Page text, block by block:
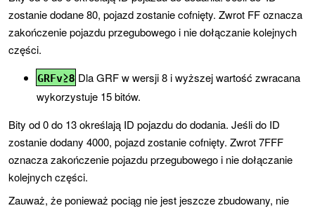
zostanie dodane 80, pojazd zostanie cofnięty. Zwrot FF oznacza
zakończenie pojazdu przegubowego i nie dołączanie kolejnych
części.
GRFv≥8 Dla GRF w wersji 8 i wyższej wartość zwracana
wykorzystuje 15 bitów.
Bity od 0 do 13 określają ID pojazdu do dodania. Jeśli do ID
zostanie dodany 4000, pojazd zostanie cofnięty. Zwrot 7FFF
oznacza zakończenie pojazdu przegubowego i nie dołączanie
kolejnych części.
Zauważ, że ponieważ pociąg nie jest jeszcze zbudowany, nie